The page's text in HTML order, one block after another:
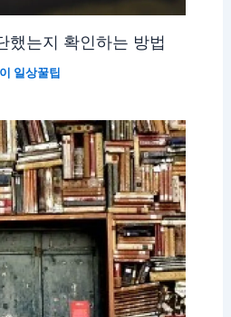
했는지 확인하는 방법
일상꿀팁